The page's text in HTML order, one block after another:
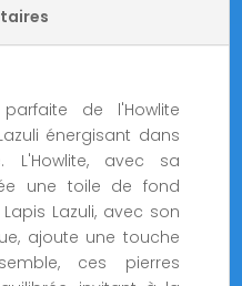
de l'Howlite
énergisant dans
L'Howlite, avec sa
une toile de fond
Lazuli, avec son
ajoute une touche
ces pierres